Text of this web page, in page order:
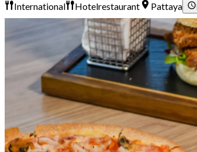
International Hotelrestaurant Pattaya